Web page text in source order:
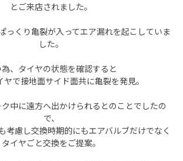
とご来店されました。
っくり亀裂が入ってエア漏れを起こしていま
した。
、タイヤの状態を確認すると
で接地面サイド面共に亀裂を発見。
中に遠方へ出かけられるとのことでしたの
で、
考慮し交換時期的にもエアバルブだけでなく
タイヤごと交換をご提案。